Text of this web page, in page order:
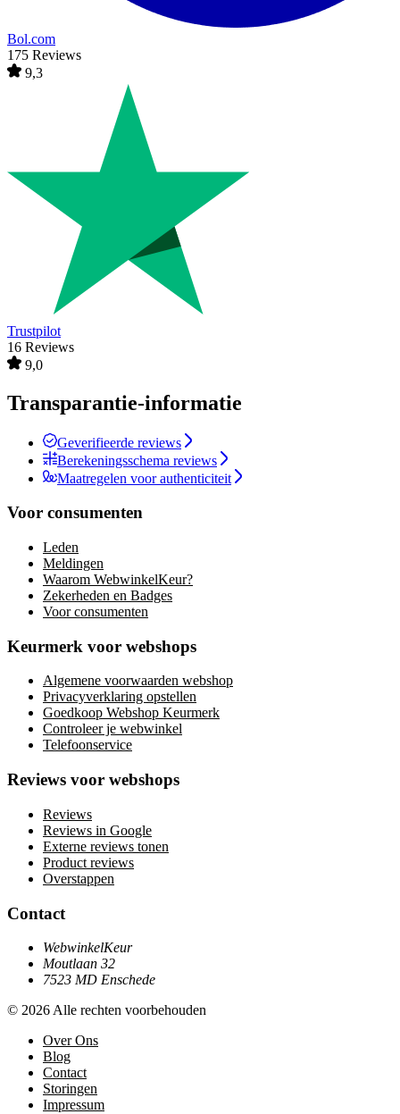
Bol.com
175 Reviews
9,3
Trustpilot
16 Reviews
9,0
Transparantie-informatie
Geverifieerde reviews
Berekeningsschema reviews
Maatregelen voor authenticiteit
Voor consumenten
Leden
Meldingen
Waarom WebwinkelKeur?
Zekerheden en Badges
Voor consumenten
Keurmerk voor webshops
Algemene voorwaarden webshop
Privacyverklaring opstellen
Goedkoop Webshop Keurmerk
Controleer je webwinkel
Telefoonservice
Reviews voor webshops
Reviews
Reviews in Google
Externe reviews tonen
Product reviews
Overstappen
Contact
WebwinkelKeur
Moutlaan 32
7523 MD Enschede
© 2026 Alle rechten voorbehouden
Over Ons
Blog
Contact
Storingen
Impressum